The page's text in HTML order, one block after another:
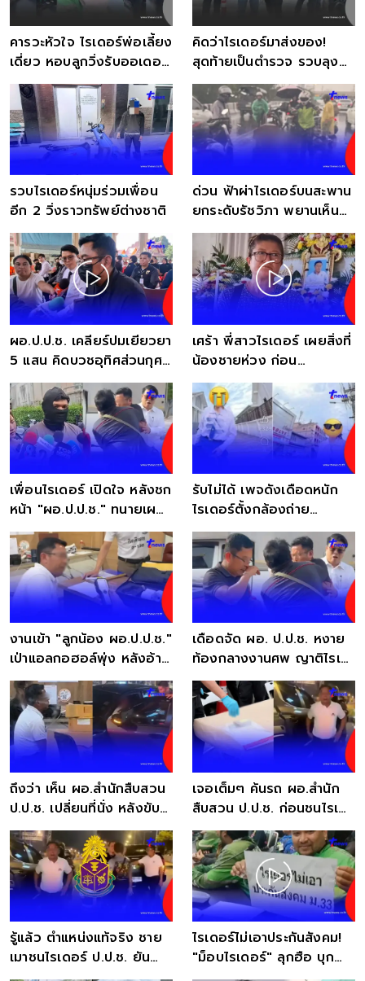
คารวะหัวใจ ไรเดอร์พ่อเลี้ยง
เดี่ยว หอบลูกวิ่งรับออเดอร์
สู้ชีวิต
คิดว่าไรเดอร์มาส่งของ!
สุดท้ายเป็นตำรวจ รวบลุง
วัย 61 หนีคดีนานหลายปี
รวบไรเดอร์หนุ่มร่วมเพื่อน
อีก 2 วิ่งราวทรัพย์ต่างชาติ
ด่วน ฟ้าผ่าไรเดอร์บนสะพาน
ยกระดับรัชวิภา พยานเห็นคา
ตา ยังใจสั่น
ผอ.ป.ป.ช. เคลียร์ปมเยียวยา
5 แสน คิดบวชอุทิศส่วนกุศล
ให้ไรเดอร์
เศร้า พี่สาวไรเดอร์ เผยสิ่งที่
น้องชายห่วง ก่อน
ผอ.ป.ป.ช. เมาชนดับ
เพื่อนไรเดอร์ เปิดใจ หลังชก
หน้า "ผอ.ป.ป.ช." ทนายเผย
สาเหตุลงมือ
รับไม่ได้ เพจดังเดือดหนัก
ไรเดอร์ตั้งกล้องถ่าย
นร.หญิง มุมเสย
งานเข้า "ลูกน้อง ผอ.ป.ป.ช."
เป่าแอลกอฮอล์พุ่ง หลังอ้าง
ขับรถแทน
เดือดจัด ผอ. ป.ป.ช. หงาย
ท้องกลางงานศพ ญาติไรเด
อร์ใส่เต็มข้อ
ถึงว่า เห็น ผอ.สำนักสืบสวน
ป.ป.ช. เปลี่ยนที่นั่ง หลังขับ
ชนไรเดอร์
เจอเต็มๆ ค้นรถ ผอ.สำนัก
สืบสวน ป.ป.ช. ก่อนชนไรเด
อร์เสียชีวิต
รู้แล้ว ตำแหน่งแท้จริง ชาย
เมาชนไรเดอร์ ป.ป.ช. ยัน
จัดการเด็ดขาด
ไรเดอร์ไม่เอาประกันสังคม!
"ม็อบไรเดอร์" ลุกฮือ บุก
กระทรวงแรงงาน